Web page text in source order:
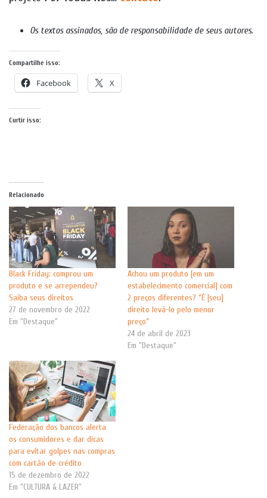
Os textos assinados, são de responsabilidade de seus autores.
Compartilhe isso:
Facebook X
Curtir isso:
Relacionado
Black Friday: comprou um
produto e se arrependeu?
Saiba seus direitos
27 de novembro de 2022
Em "Destaque"
Achou um produto [em um
estabelecimento comercial] com
2 preços diferentes? “É [seu]
direito levá-lo pelo menor
preço”
24 de abril de 2023
Em "Destaque"
Federação dos bancos alerta
os consumidores e dar dicas
para evitar golpes nas compras
com cartão de crédito
15 de dezembro de 2022
Em "CULTURA & LAZER"